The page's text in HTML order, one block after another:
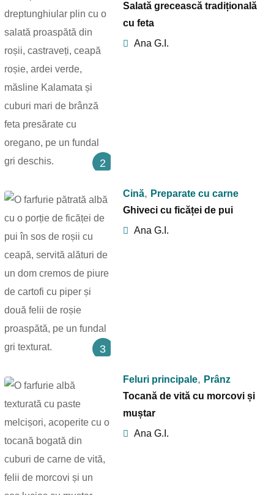
2
Salată grecească tradițională
cu feta
Ana G.I.
3
Cină, Preparate cu carne
Ghiveci cu ficăței de pui
Ana G.I.
Feluri principale, Prânz
Tocană de vită cu morcovi și
muștar
Ana G.I.